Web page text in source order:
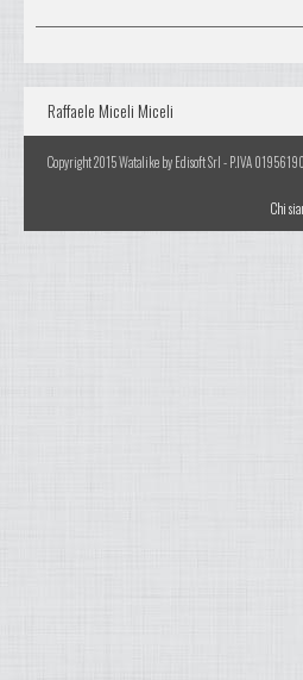
Raffaele Miceli Miceli
Copyright 2015 Watalike by Edisoft Srl - P.IVA
Chi